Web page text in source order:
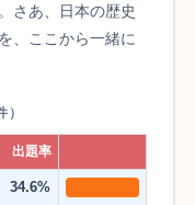
さあ、日本の歴史
、ここから一緒に
出題率
34.6%